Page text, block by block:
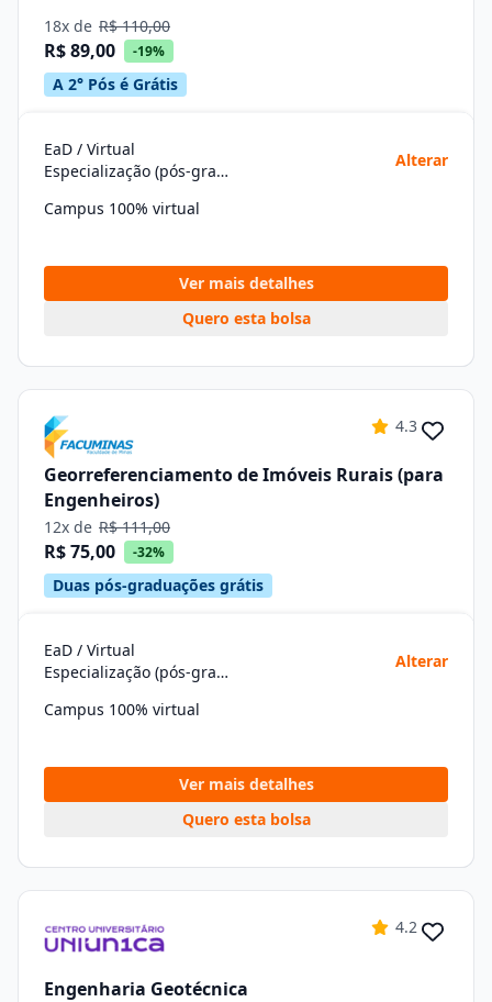
18x de R$ 110,00
R$ 89,00 -19%
A 2° Pós é Grátis
EaD / Virtual
Especialização (pós-graduação)
Alterar
Campus 100% virtual
Ver mais detalhes
Quero esta bolsa
4.3
Georreferenciamento de Imóveis Rurais (para
Engenheiros)
12x de R$ 111,00
R$ 75,00 -32%
Duas pós-graduações grátis
EaD / Virtual
Especialização (pós-graduação)
Alterar
Campus 100% virtual
Ver mais detalhes
Quero esta bolsa
4.2
Engenharia Geotécnica